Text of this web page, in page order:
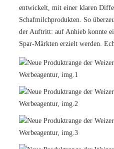
entwickelt, mit einer klaren
Schafmilchprodukten. So
der Auftritt: auf Anhieb konnte
Spar-Märkten erzielt werden.